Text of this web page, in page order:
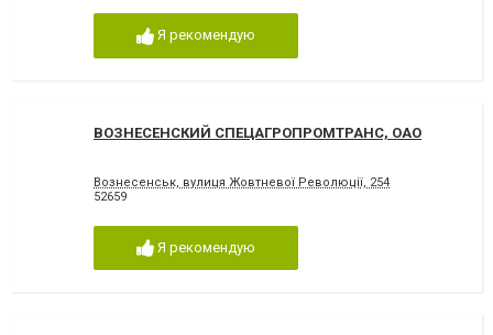
Я рекомендую
ВОЗНЕСЕНСКИЙ СПЕЦАГРОПРОМТРАНС, ОАО
Вознесенськ, вулиця Жовтневої Революції, 254
52659
Я рекомендую